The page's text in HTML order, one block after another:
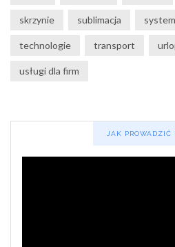
skrzynie sublimacja
technologie transport
usługi dla firm
JAK PROWADZIĆ